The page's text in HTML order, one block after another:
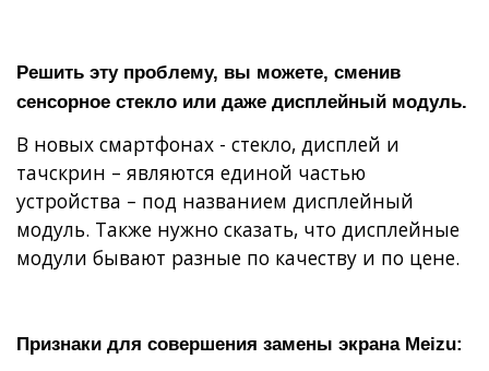
Решить эту проблему, вы можете, сменив
сенсорное стекло или даже дисплейный модуль.
В новых смартфонах - стекло, дисплей и
тачскрин – являются единой частью
устройства – под названием дисплейный
модуль. Также нужно сказать, что дисплейные
модули бывают разные по качеству и по цене.
Признаки для совершения замены экрана Meizu: